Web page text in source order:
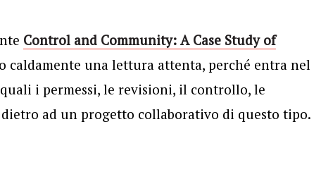
Control and Community: A Case Study of
caldamente una lettura attenta, perché entra nel
i permessi, le revisioni, il controllo, le
ad un progetto collaborativo di questo tipo.